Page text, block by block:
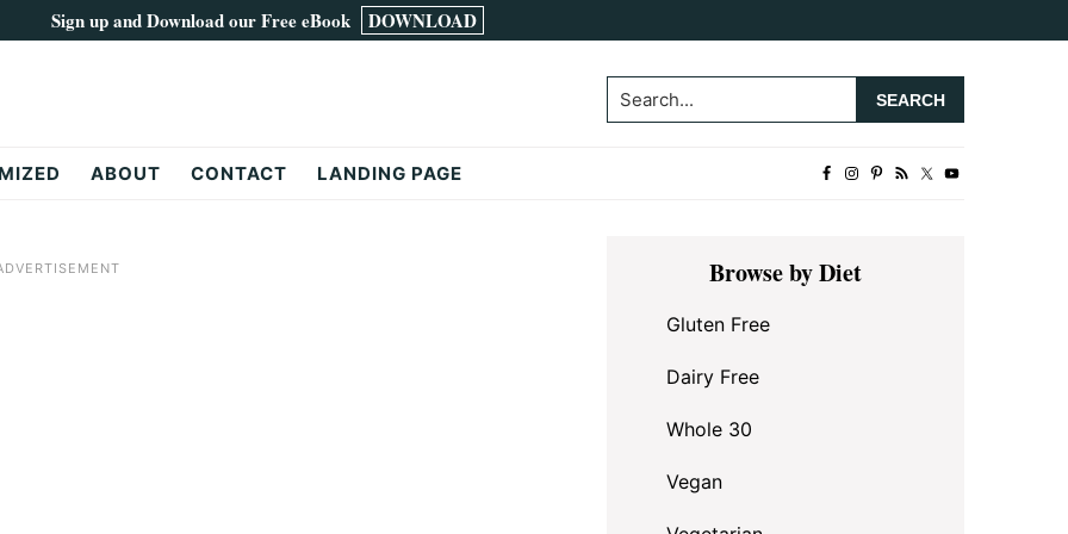
Sign up and Download our Free eBook DOWNLOAD
Search...
ABOUT CONTACT LANDING PAGE
Primary
SidebarBrowse by Diet
Gluten Free
Dairy Free
Whole 30
Vegan